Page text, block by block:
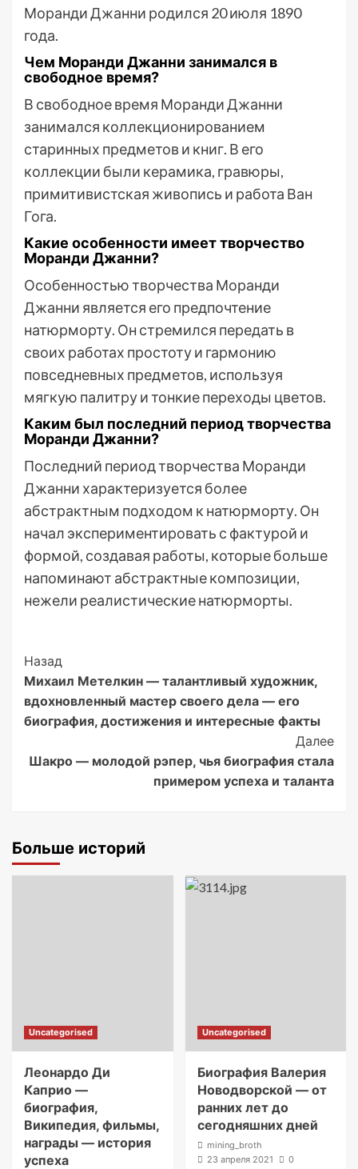
Моранди Джанни родился 20 июля 1890
года.
Чем Моранди Джанни занимался в
свободное время?
В свободное время Моранди Джанни
занимался коллекционированием
старинных предметов и книг. В его
коллекции были керамика, гравюры,
примитивистская живопись и работа Ван
Гога.
Какие особенности имеет творчество
Моранди Джанни?
Особенностью творчества Моранди
Джанни является его предпочтение
натюрморту. Он стремился передать в
своих работах простоту и гармонию
повседневных предметов, используя
мягкую палитру и тонкие переходы цветов.
Каким был последний период творчества
Моранди Джанни?
Последний период творчества Моранди
Джанни характеризуется более
абстрактным подходом к натюрморту. Он
начал экспериментировать с фактурой и
формой, создавая работы, которые больше
напоминают абстрактные композиции,
нежели реалистические натюрморты.
Post
Navigation
Назад
Михаил Метелкин — талантливый художник,
вдохновленный мастер своего дела — его
биография, достижения и интересные факты
Далее
Шакро — молодой рэпер, чья биография стала
примером успеха и таланта
Больше историй
Uncategorised
Леонардо Ди
Каприо —
биография,
Википедия, фильмы,
награды — история
успеха
Uncategorised
Биография Валерия
Новодворской — от
ранних лет до
сегодняшних дней
mining_broth
23 апреля 2021
0